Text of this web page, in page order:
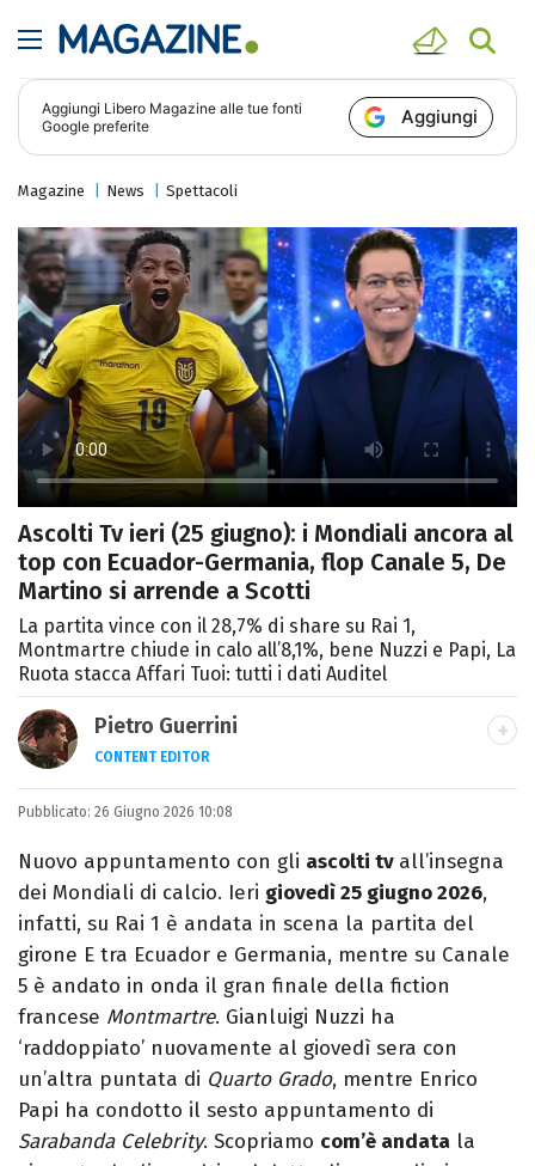
Aggiungi Libero Magazine alle tue fonti
Google preferite
Aggiungi
Magazine News Spettacoli
Ascolti Tv ieri (25 giugno): i Mondiali ancora al
top con Ecuador-Germania, flop Canale 5, De
Martino si arrende a Scotti
La partita vince con il 28,7% di share su Rai 1,
Montmartre chiude in calo all’8,1%, bene Nuzzi e Papi, La
Ruota stacca Affari Tuoi: tutti i dati Auditel
Pietro Guerrini
CONTENT EDITOR
Laurea in Lettere, smania di viaggi e
passione per i cartoni (della pizza e della
Pixar).
Pubblicato: 26 Giugno 2026 10:08
Nuovo appuntamento con gli ascolti tv all’insegna
dei Mondiali di calcio. Ieri giovedì 25 giugno 2026,
infatti, su Rai 1 è andata in scena la partita del
girone E tra Ecuador e Germania, mentre su Canale
5 è andato in onda il gran finale della fiction
francese Montmartre. Gianluigi Nuzzi ha
‘raddoppiato’ nuovamente al giovedì sera con
un’altra puntata di Quarto Grado, mentre Enrico
Papi ha condotto il sesto appuntamento di
Sarabanda Celebrity. Scopriamo com’è andata la